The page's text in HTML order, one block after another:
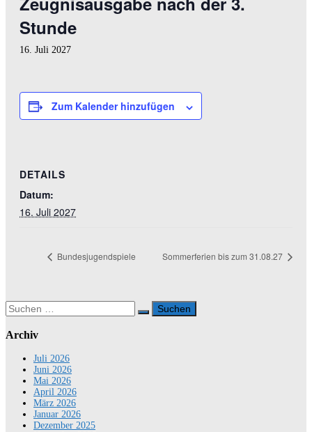
Stunde
16. Juli 2027
Zum Kalender hinzufügen
DETAILS
Datum:
16. Juli 2027
Bundesjugendspiele Sommerferien bis zum 31.08.27
Suchen
nach:
Archiv
Juli 2026
Juni 2026
Mai 2026
April 2026
März 2026
Januar 2026
Dezember 2025